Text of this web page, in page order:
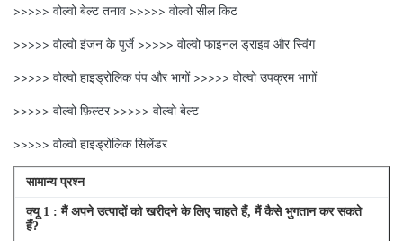
>>>>> वोल्वो बेल्ट तनाव >>>>> वोल्वो सील किट
>>>>> वोल्वो इंजन के पुर्जे >>>>> वोल्वो फाइनल ड्राइव और स्विंग
>>>>> वोल्वो हाइड्रोलिक पंप और भागों >>>>> वोल्वो उपक्रम भागों
>>>>> वोल्वो फ़िल्टर >>>>> वोल्वो बेल्ट
>>>>> वोल्वो हाइड्रोलिक सिलेंडर
सामान्य प्रश्न
क्यू 1 : मैं अपने उत्पादों को खरीदने के लिए चाहते हैं, मैं कैसे भुगतान कर सकते
हैं?